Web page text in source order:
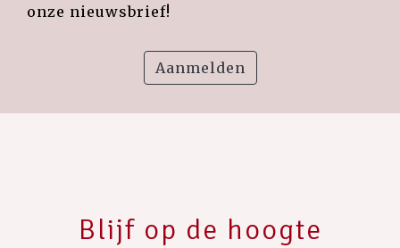
onze nieuwsbrief!
Aanmelden
Blijf op de hoogte